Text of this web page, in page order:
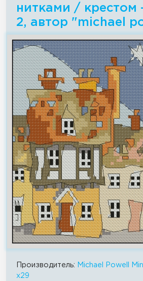
нитками / крестом
2, автор "michael
Производитель:
Michael Powell
x29